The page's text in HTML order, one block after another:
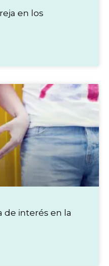
en los
de interés en la